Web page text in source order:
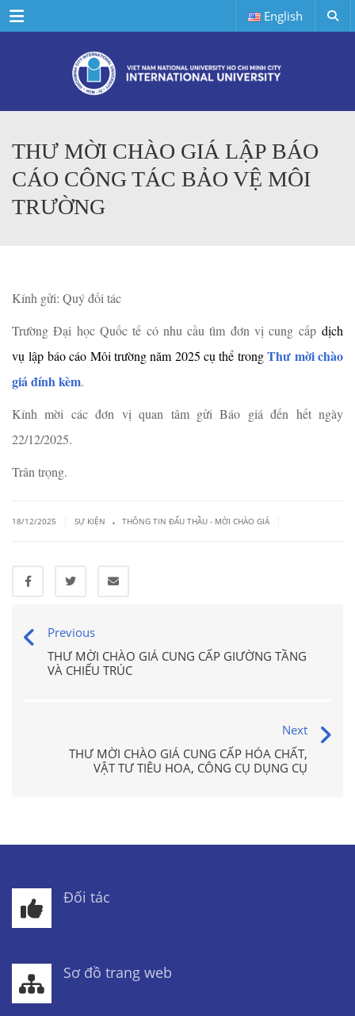
Menu English
THƯ MỜI CHÀO GIÁ LẬP BÁO
CÁO CÔNG TÁC BẢO VỆ MÔI
TRƯỜNG
Kính gửi: Quý đối tác
Trường Đại học Quốc tế có nhu cầu tìm đơn vị cung cấpdịch
vụlập báo cáo Môi trường năm 2025 cụ thể trongThư mời chào
giá đính kèm.
Kính mời các đơn vị quan tâm gửi Báo giá đến hết ngày
22/12/2025.
Trân trọng.
18/12/2025 SỰ KIỆN . THÔNG TIN ĐẤU THẦU - MỜI CHÀO GIÁ
Previous
THƯ MỜI CHÀO GIÁ CUNG CẤP GIƯỜNG TẦNG
VÀ CHIẾU TRÚC
Next
THƯ MỜI CHÀO GIÁ CUNG CẤP HÓA CHẤT,
VẬT TƯ TIÊU HOA, CÔNG CỤ DỤNG CỤ
Đối tác
Sơ đồ trang web